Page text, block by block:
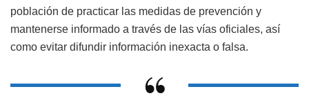
población de practicar las medidas de prevención y
mantenerse informado a través de las vías oficiales, así
como evitar difundir información inexacta o falsa.